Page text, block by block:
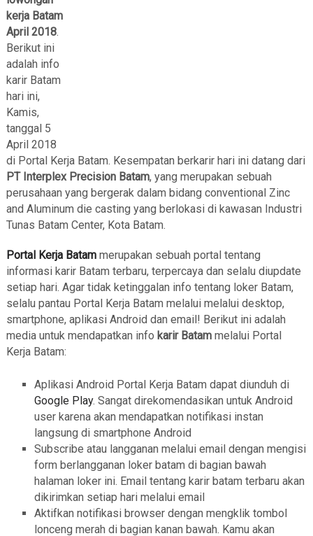
kerja Batam
April 2018.
Berikut ini
adalah info
karir Batam
hari ini,
Kamis,
tanggal 5
April 2018
di Portal Kerja Batam. Kesempatan berkarir hari ini datang dari
PT Interplex Precision Batam, yang merupakan sebuah
perusahaan yang bergerak dalam bidang conventional Zinc
and Aluminum die casting yang berlokasi di kawasan Industri
Tunas Batam Center, Kota Batam.
Portal Kerja Batammerupakan sebuah portal tentang
informasi karir Batam terbaru, terpercaya dan selalu diupdate
setiap hari. Agar tidak ketinggalan info tentang loker Batam,
selalu pantau Portal Kerja Batam melalui melalui desktop,
smartphone, aplikasi Android dan email! Berikut ini adalah
media untuk mendapatkan info karir Batammelalui Portal
Kerja Batam:
Aplikasi Android Portal Kerja Batam dapat diunduh di
Google Play. Sangat direkomendasikan untuk Android
user karena akan mendapatkan notifikasi instan
langsung di smartphone Android
Subscribe atau langganan melalui email dengan mengisi
form berlangganan loker batam di bagian bawah
halaman loker ini. Email tentang karir batam terbaru akan
dikirimkan setiap hari melalui email
Aktifkan notifikasi browser dengan mengklik tombol
lonceng merah di bagian kanan bawah. Kamu akan